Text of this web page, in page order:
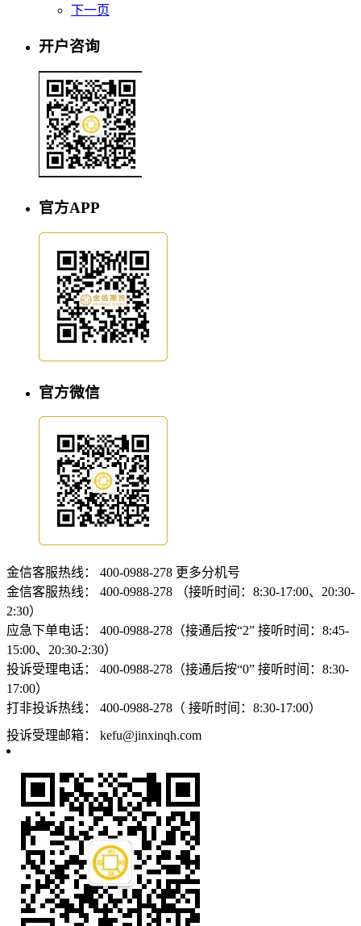
下一页
开户咨询
官方APP
官方微信
金信客服热线： 400-0988-278 更多分机号
金信客服热线：
400-0988-278 （接听时间：8:30-17:00、20:30-
2:30）
应急下单电话：
400-0988-278（接通后按“2” 接听时间：8:45-
15:00、20:30-2:30）
投诉受理电话：
400-0988-278（接通后按“0” 接听时间：8:30-
17:00）
打非投诉热线：
400-0988-278（ 接听时间：8:30-17:00）
投诉受理邮箱：
kefu@jinxinqh.com